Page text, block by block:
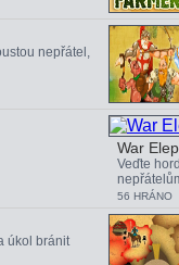
nepřátel,
War
Veďte
56 HRÁNO
úkol bránit